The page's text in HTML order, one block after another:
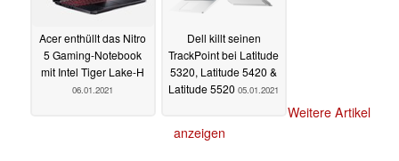
Acer enthüllt das Nitro
5 Gaming-Notebook
mit Intel Tiger Lake-H
06.01.2021
Dell killt seinen
TrackPoint bei Latitude
5320, Latitude 5420 &
Latitude 5520 05.01.2021
Weitere Artikel
anzeigen